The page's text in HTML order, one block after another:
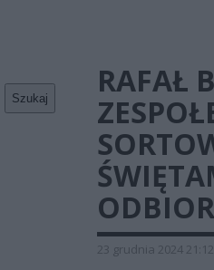
Szukaj
RAFAŁ
23 grudnia 2024 21:12